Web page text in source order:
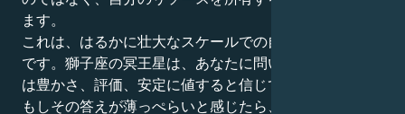
ます。
これは、はるかに壮大なスケールでの自己価値について
です。獅子座の冥王星は、あなたに問いかけます：自分
は豊かさ、評価、安定に値すると信じているだろうか？
もしその答えが薄っぺらいと感じたら、このトランジッ